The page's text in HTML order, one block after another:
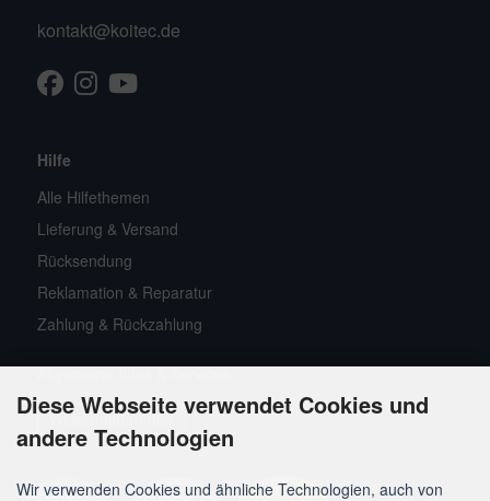
kontakt@koitec.de
Facebook
Instagram
Hilfe
Alle Hilfethemen
Lieferung & Versand
Rücksendung
Reklamation & Reparatur
Zahlung & Rückzahlung
Allgemeine Infos & Services
Widerrufsformular
Diese Webseite verwendet Cookies und
andere Technologien
Wir verwenden Cookies und ähnliche Technologien, auch von